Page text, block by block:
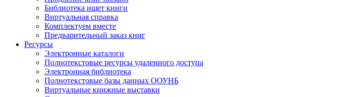
Библиотека ищет книги
Виртуальная справка
Комплектуем вместе
Предварительный заказ книг
Ресурсы
Электронные каталоги
Полнотекстовые ресурсы удаленного доступа
Электронная библиотека
Полнотекстовые базы данных ООУНБ
Виртуальные книжные выставки